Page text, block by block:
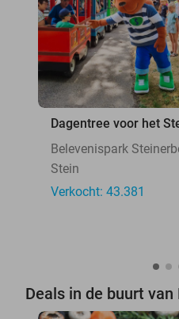
Dagentree voor het
Belevenispark
Stein
Verkocht: 43.381
Deals in de buurt